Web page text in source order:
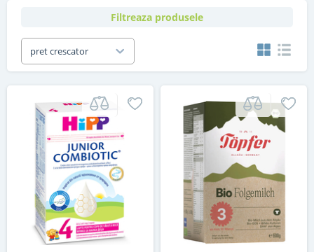
Filtreaza produsele
pret crescator